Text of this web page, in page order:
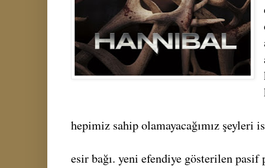
hepimiz sahip olamayacağımız şeyleri
esir bağı. yeni efendiye gösterilen